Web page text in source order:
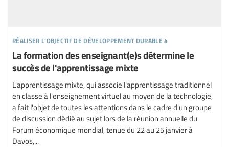
réaliser l’objectif de développement durable 4
La formation des enseignant(e)s détermine le
succès de l'apprentissage mixte
L'apprentissage mixte, qui associe l'apprentissage traditionnel
en classe à l'enseignement virtuel au moyen de la technologie,
a fait l'objet de toutes les attentions dans le cadre d'un groupe
de discussion dédié au sujet lors de la réunion annuelle du
Forum économique mondial, tenue du 22 au 25 janvier à
Davos,...